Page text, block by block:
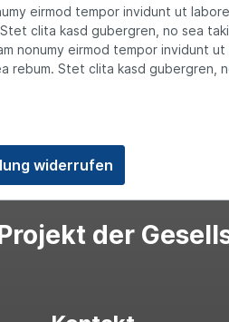
eirmod tempor invidunt ut
clita kasd gubergren, no sea
nonumy eirmod tempor invidunt
Stet clita kasd gubergren,
widerrufen
der